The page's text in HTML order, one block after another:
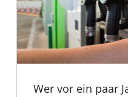
Wer vor ein paar